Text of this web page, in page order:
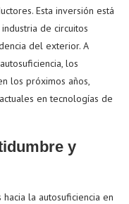
Esta inversión está
de circuitos
del exterior. A
los
los próximos años,
en tecnologías de
y
la autosuficiencia en